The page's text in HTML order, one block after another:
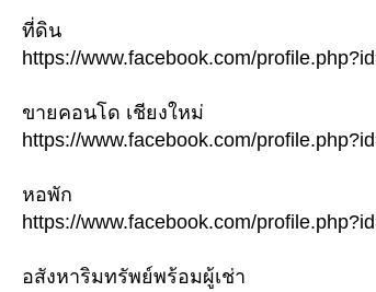
ที่ดิน
https://www.facebook.com/
ขายคอนโด เชียงใหม่
https://www.facebook.com/
หอพัก
https://www.facebook.com/
อสังหาริมทรัพย์พร้อมผู้เช่า